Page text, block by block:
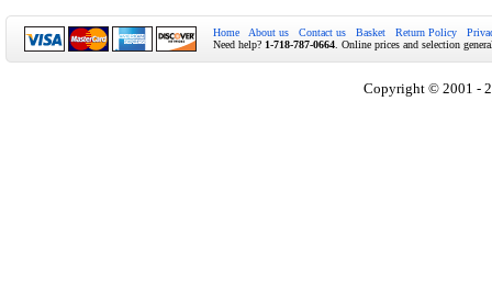
Home About us Contact us Basket Return Policy
Need help? 1-718-787-0664 . Online prices and selection
Copyright © 2001 -